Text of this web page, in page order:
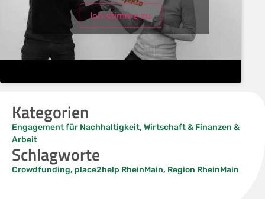
Ich stimme zu
Kategorien
Engagement für Nachhaltigkeit, Wirtschaft & Finanzen &
Arbeit
Schlagworte
Crowdfunding, place2help RheinMain, Region RheinMain